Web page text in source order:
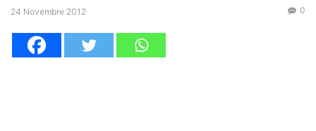
24 Novembre 2012 0